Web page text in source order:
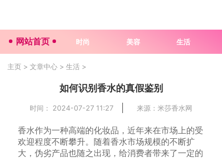
网站首页 时尚 美容 生活
主页 > 文章中心 > 生活 >
如何识别香水的真假鉴别
时间： 2024-07-27 11:27 来源：米莎香水网
香水作为一种高端的化妆品，近年来在市场上的受
欢迎程度不断攀升。随着香水市场规模的不断扩
大，伪劣产品也随之出现，给消费者带来了一定的